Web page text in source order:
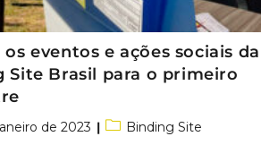
eventos e ações sociais da
Site Brasil para o primeiro
de 2023 Binding Site